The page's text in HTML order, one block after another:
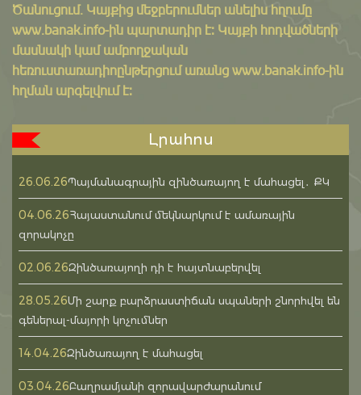
Ծանուցում․ Կայքից մեջբերումներ անելիս հղումը
www.banak.info-ին պարտադիր է: Կայքի հոդվածների
մասնակի կամ ամբողջական
հեռուստառադիոընթերցում առանց www.banak.info-ին
հղման արգելվում է:
Լրահոս
26.06.26Պայմանագրային զինծառայող է մահացել․ ՔԿ
04.06.26Հայաստանում մեկնարկում է ամառային
զորակոչը
02.06.26Զինծառայողի դի է հայտնաբերվել
28.05.26Մի շարք բարձրաստիճան սպաների շնորհվել են
գեներալ-մայորի կոչումներ
14.04.26Զինծառայող է մահացել
03.04.26Բաղրամյանի զորավարժարանում